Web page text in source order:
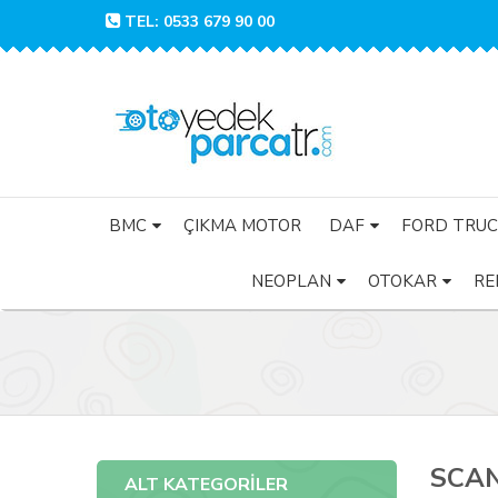
TEL: 0533 679 90 00
BMC ÇIKMA MOTOR DAF FORD
NEOPLAN OTOKAR
ALT KATEGORİLER